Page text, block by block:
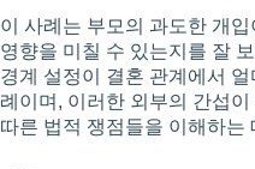
이 사례는 부모의 과도한 개
영향을 미칠 수 있는지를 잘
경계 설정이 결혼 관계에서
례이며, 이러한 외부의 간섭
따른 법적 쟁점들을 이해하는